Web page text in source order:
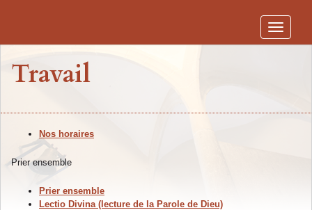
Toggle
Travail
Nos horaires
Prier ensemble
Prier ensemble
Lectio Divina (lecture de la Parole de Dieu)